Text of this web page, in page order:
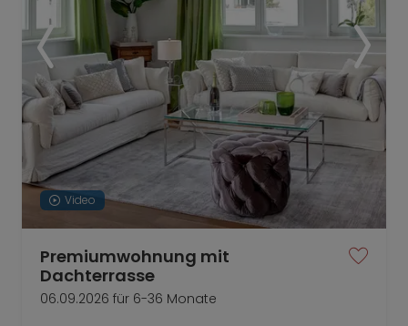
Video
Premiumwohnung mit
Dachterrasse
06.09.2026 für 6-36 Monate